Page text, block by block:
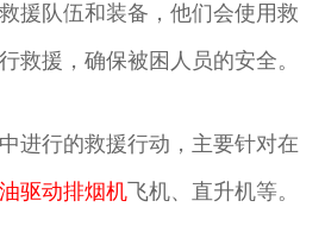
援队伍和装备，他们会使用救
救援，确保被困人员的安全。
进行的救援行动，主要针对在
驱动排烟机 飞机、直升机等。